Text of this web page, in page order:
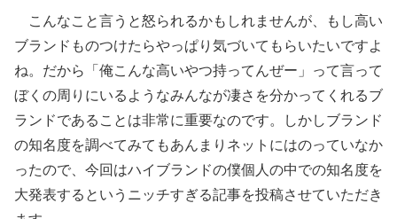
こんなこと言うと怒られるかもしれませんが、もし高い
ブランドものつけたらやっぱり気づいてもらいたいですよ
ね。だから「俺こんな高いやつ持ってんぜー」って言って
ぼくの周りにいるようなみんなが凄さを分かってくれるブ
ランドであることは非常に重要なのです。しかしブランド
の知名度を調べてみてもあんまりネットにはのっていなか
ったので、今回はハイブランドの僕個人の中での知名度を
大発表するというニッチすぎる記事を投稿させていただき